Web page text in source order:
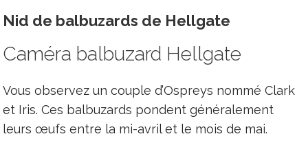
Nid de balbuzards de Hellgate
Caméra balbuzard Hellgate
Vous observez un couple d’Ospreys nommé Clark
et Iris. Ces balbuzards pondent généralement
leurs œufs entre la mi-avril et le mois de mai.